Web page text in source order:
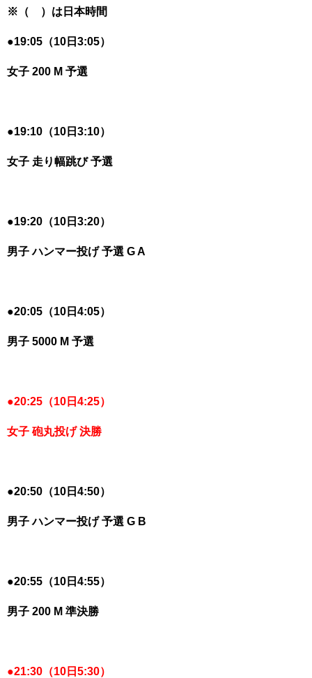
※（ ）は日本時間
●19:05（10日3:05）
女子 200 M 予選
●19:10（10日3:10）
女子 走り幅跳び 予選
●19:20（10日3:20）
男子 ハンマー投げ 予選 G A
●20:05（10日4:05）
男子 5000 M 予選
●20:25（10日4:25）
女子 砲丸投げ 決勝
●20:50（10日4:50）
男子 ハンマー投げ 予選 G B
●20:55（10日4:55）
男子 200 M 準決勝
●21:30（10日5:30）